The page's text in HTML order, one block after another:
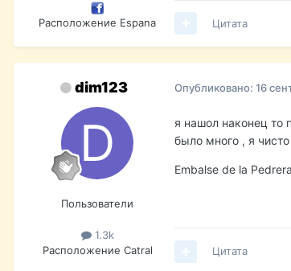
Расположение Espana Цитата
dim123
Пользователи
1.3k
Расположение Catral
Опубликовано: 16
я нашол наконец то
было много , я
Embalse de la Pedrera
Цитата